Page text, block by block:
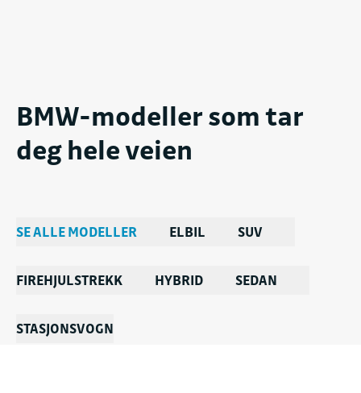
BMW-modeller som tar
deg hele veien
SE ALLE MODELLER ELBIL SUV
FIREHJULSTREKK HYBRID SEDAN
STASJONSVOGN